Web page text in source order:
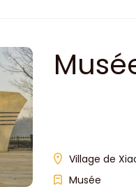
Village de
Musée